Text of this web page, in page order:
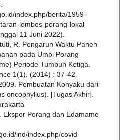
index.php/berita/1959-
lombos-porang-lokal-
11 Juni 2022).
R. Pengaruh Waktu Panen
pada Umbi Porang
Periode Tumbuh Ketiga.
1(1), (2014) : 37-42.
Pembuatan Konyaku dari
oncophyllus). [Tugas Akhir].
Ekspor Porang dan Edamame
ind/index.php/covid-